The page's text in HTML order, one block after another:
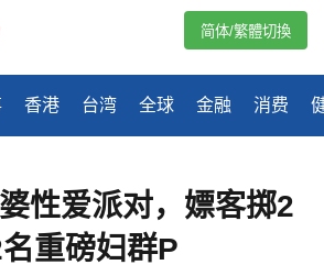
香港 台湾 全球 金融 消费
简体/繁體切換
性爱派对，嫖客掷2
重磅妇群P